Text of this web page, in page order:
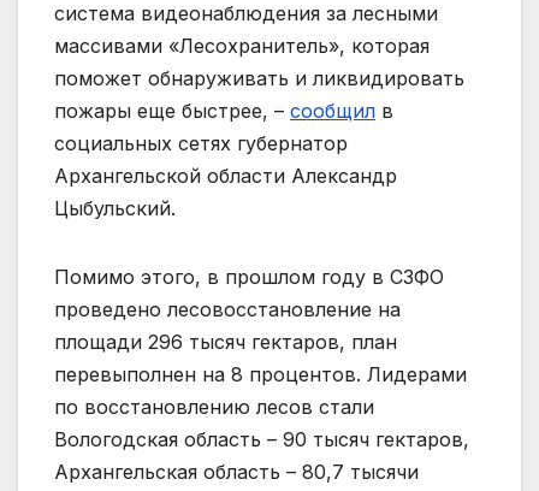
система видеонаблюдения за лесными
массивами «Лесохранитель», которая
поможет обнаруживать и ликвидировать
пожары еще быстрее, – сообщил в
социальных сетях губернатор
Архангельской области Александр
Цыбульский.
Помимо этого, в прошлом году в СЗФО
проведено лесовосстановление на
площади 296 тысяч гектаров, план
перевыполнен на 8 процентов. Лидерами
по восстановлению лесов стали
Вологодская область – 90 тысяч гектаров,
Архангельская область – 80,7 тысячи